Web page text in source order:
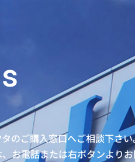
のご購入窓口へご相談下さ
お電話または右ボタンより